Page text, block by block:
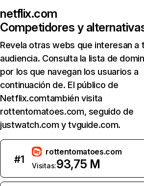
netflix.com
Competidores y
Revela otras webs que interesan a
audiencia. Consulta la lista de
por los que navegan los usuarios a
continuación de. El público de
Netflix.comtambién visita
rottentomatoes.com, seguido de
justwatch.com y tvguide.com.
#1
rottentomatoes.com
Visitas:93,75 M